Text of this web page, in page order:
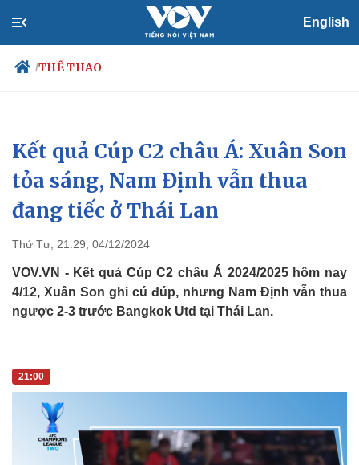
English
/THỂ THAO
Chính trị
Đảng
Tổ chức nhân sự
Quốc hội
Nhận diện sự thật
Xã hội
Tin 24h
Dự báo thời tiết
Giáo dục
Kết quả Cúp C2 châu Á: Xuân Son
tỏa sáng, Nam Định vẫn thua
đang tiếc ở Thái Lan
Thứ Tư, 21:29, 04/12/2024
VOV.VN - Kết quả Cúp C2 châu Á 2024/2025 hôm nay
4/12, Xuân Son ghi cú đúp, nhưng Nam Định vẫn thua
ngược 2-3 trước Bangkok Utd tại Thái Lan.
21:00